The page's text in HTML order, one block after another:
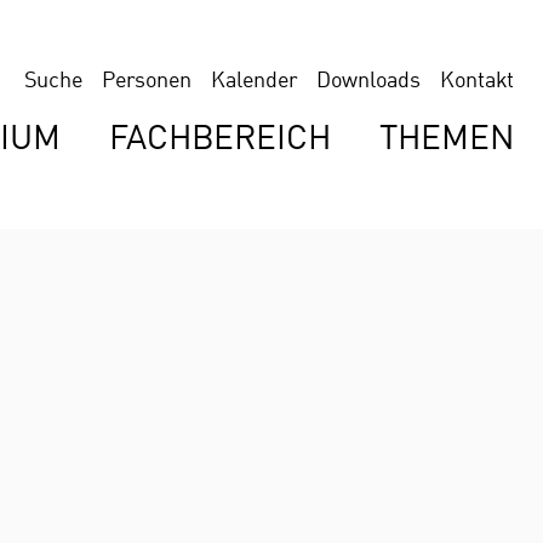
Suche Personen Kalender Downloads Kontakt
FACHBEREICH THEMEN